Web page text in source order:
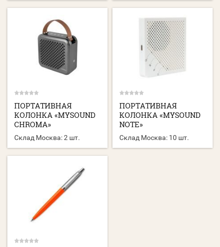
ПОРТАТИВНАЯ
КОЛОНКА «MYSOUND
CHROMA»
Склад Москва:2 шт.
ПОРТАТИВНАЯ
КОЛОНКА «MYSOUND
NOTE»
Склад Москва: 10 шт.